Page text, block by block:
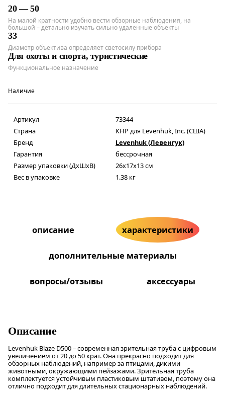
20 — 50
На малой кратности удобно вести обзорные наблюдения, на
большой – детально изучать сильно удаленные объекты
33
Диаметр объектива определяет светосилу прибора
Для охоты и спорта, туристические
Функциональное назначение
Наличие
Артикул
73344
Страна
КНР для Levenhuk, Inc. (США)
Бренд
Levenhuk (Левенгук)
Гарантия
бессрочная
Размер упаковки (ДxШxВ)
26x17x13 см
Вес в упаковке
1.38 кг
описание характеристики
дополнительные материалы
вопросы/отзывы аксессуары
Описание
Levenhuk Blaze D500 – современная зрительная труба с цифровым
увеличением от 20 до 50 крат. Она прекрасно подходит для
обзорных наблюдений, например за птицами, дикими
животными, окружающими пейзажами. Зрительная труба
комплектуется устойчивым пластиковым штативом, поэтому она
отлично подходит для длительных стационарных наблюдений.